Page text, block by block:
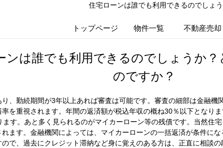
住宅ローンは誰でも利用できるのでしょ
トップページ 物件一覧 不動産売却
ンは誰でも利用できるのでしょうか？
のですか？
、勤続期間が3年以上あれば審査は可能です。審査の細部は金融機
を重視されます。年間の返済額が税込年収の概ね30％以下となりま
ます。あと多く見られるのがマイカーローン等の残債です。当然住
ます。金融機関によっては、マイカーローンの一括返済が条件に
ので、過去にクレジット滞納など身に覚えのある方は、正直に相談